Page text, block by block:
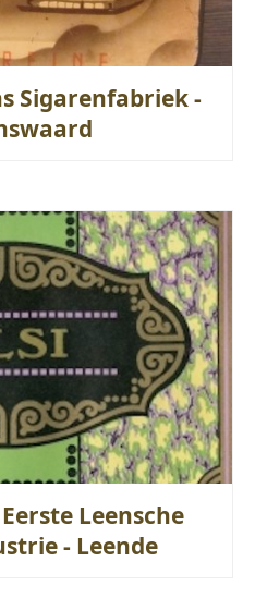
Sigarenfabriek -
Leensche
- Leende